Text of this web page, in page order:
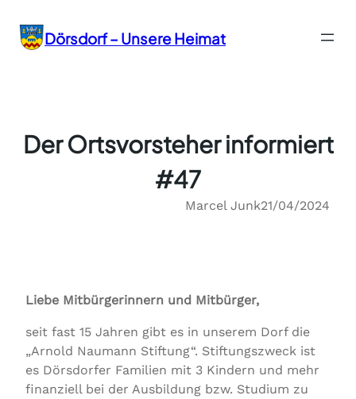
Inhalt
springen
Dörsdorf – Unsere Heimat
Der Ortsvorsteher informiert
#47
Marcel Junk21/04/2024
Liebe Mitbürgerinnern und Mitbürger,
seit fast 15 Jahren gibt es in unserem Dorf die
„Arnold Naumann Stiftung“. Stiftungszweck ist
es Dörsdorfer Familien mit 3 Kindern und mehr
finanziell bei der Ausbildung bzw. Studium zu